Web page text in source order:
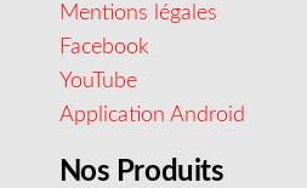
Mentions légales
Facebook
YouTube
Application Android
Nos Produits